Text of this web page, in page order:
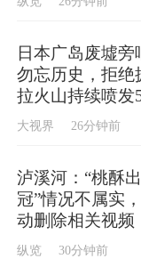
日本广岛废墟旁
勿忘历史，拒绝
拉火山持续喷发
大视界 26分钟前
泸溪河：“桃酥
冠”情况不属实
动删除相关视频
纵览 30分钟前